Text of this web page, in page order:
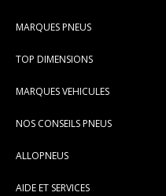
MARQUES PNEUS
Pneus Continental
Pneus Hankook
Pneus Dunlop
TOP DIMENSIONS
195/65R15
205/60R16
MARQUES VEHICULES
Peugeot
NOS CONSEILS PNEUS
Pression pneu
ALLOPNEUS
AIDE ET SERVICES